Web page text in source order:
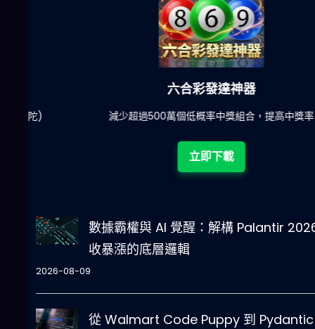
六合彩發達神器
減少超過500萬個低概率中獎組合，提高中獎率
立即下載
數據霸權與 AI 覺醒：解構 Palantir
收暴漲的底層邏輯
2026-08-09
從 Walmart Code Puppy 到